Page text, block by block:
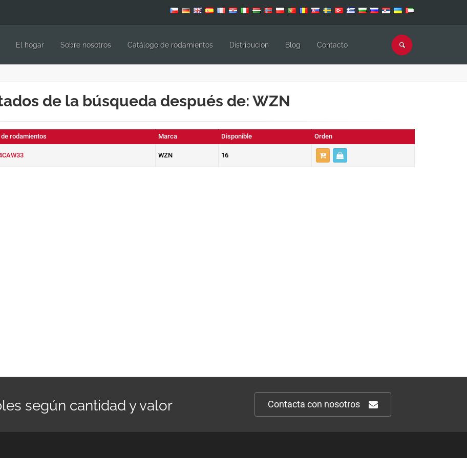
El hogar Sobre nosotros Catálogo de rodamientos Distribución Blog Contacto
de la búsqueda después de: WZN
rodamientos Marca Disponible Orden
WZN 16
según cantidad y valor Contacta con nosotros